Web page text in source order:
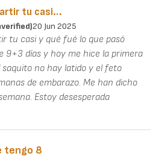
tu casi…
20 Jun 2025
tu casi y qué fué lo que pasó
9+3 días y hoy me hice la primera
saquito no hay latido y el feto
de embarazo. Me han dicho
Estoy desesperada
tengo 8